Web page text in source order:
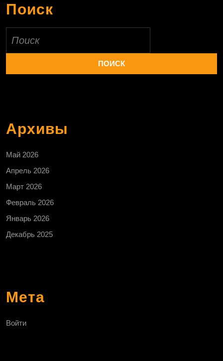
Поиск
Архивы
Май 2026
Апрель 2026
Март 2026
Февраль 2026
Январь 2026
Декабрь 2025
Мета
Войти